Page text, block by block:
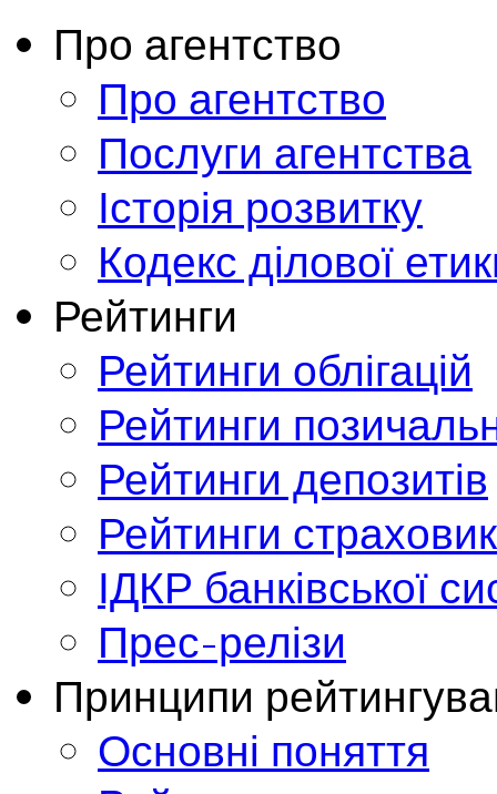
Про агентство
Про агентство
Послуги агентства
Історія розвитку
Кодекс ділової
Рейтинги
Рейтинги облігацій
Рейтинги
Рейтинги депозитів
Рейтинги
ІДКР банківської
Прес-релізи
Принципи
Основні поняття